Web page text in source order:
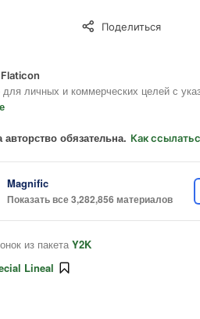
Поделиться
личных и коммерческих целей с
обязательна. Как
Magnific
Показать все 3,282,856 материалов
из пакета Y2K
Lineal